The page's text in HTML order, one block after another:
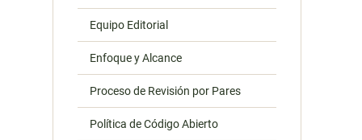
Equipo Editorial
Enfoque y Alcance
Proceso de Revisión por Pares
Política de Código Abierto